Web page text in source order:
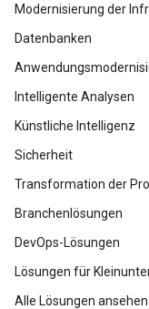
Modernisierung der
Datenbanken
Intelligente Analysen
Künstliche Intelligenz
Sicherheit
Transformation der
Branchenlösungen
DevOps-Lösungen
Lösungen für
Alle Lösungen ansehen